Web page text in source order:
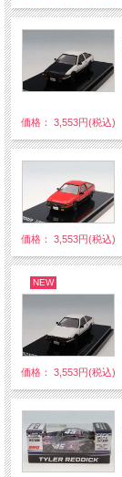
価格： 3,553円(税込)
価格： 3,553円(税込)
NEW
価格： 3,553円(税込)